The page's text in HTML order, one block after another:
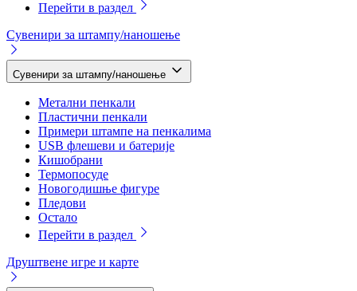
Перейти в раздел
Сувенири за штампу/наношење
Сувенири за штампу/наношење
Метални пенкали
Пластични пенкали
Примери штампе на пенкалима
USB флешеви и батерије
Кишобрани
Термопосуде
Новогодишње фигуре
Пледови
Остало
Перейти в раздел
Друштвене игре и карте